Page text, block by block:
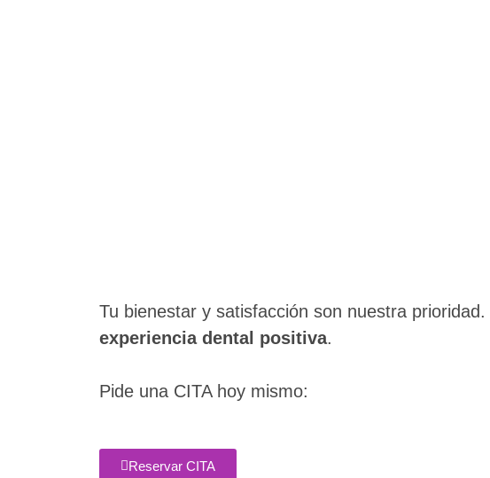
Tu bienestar y satisfacción son nuestra prioridad.
experiencia dental positiva.
Pide una CITA hoy mismo:
Reservar CITA